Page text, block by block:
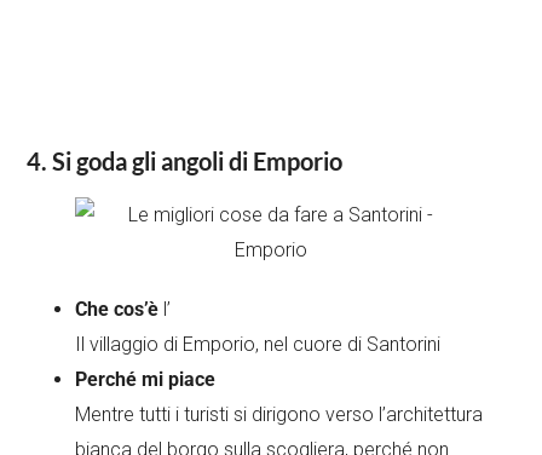
4. Si goda gli angoli di Emporio
Che cos’è l’
Il villaggio di Emporio, nel cuore di Santorini
Perché mi piace
Mentre tutti i turisti si dirigono verso l’architettura
bianca del borgo sulla scogliera, perché non